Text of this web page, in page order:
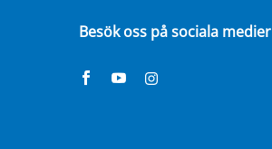
Besök oss på sociala medier